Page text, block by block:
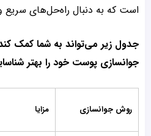
است که به دنبال راه‌حل‌های سریع
جدول زیر می‌تواند به شما کمک
جوانسازی پوست خود را بهتر
روش جوانسازی مزایا